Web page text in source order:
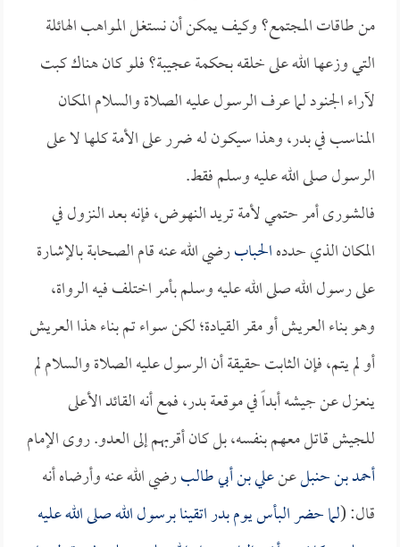
من طاقات المجتمع؟ وكيف يمكن أن نستغل المواهب الهائلة
التي وزعها الله على خلقه بحكمة عجيبة؟ فلو كان هناك كبت
لآراء الجنود لما عرف الرسول عليه الصلاة والسلام المكان
المناسب في بدر، وهذا سيكون له ضرر على الأمة كلها لا على
الرسول صلى الله عليه وسلم فقط.
فالشورى أمر حتمي لأمة تريد النهوض، فإنه بعد النزول في
المكان الذي حددهالحبابرضي الله عنه قام الصحابة بالإشارة
على رسول الله صلى الله عليه وسلم بأمر اختلف فيه الرواة،
وهو بناء العريش أو مقر القيادة؛ لكن سواء تم بناء هذا العريش
أو لم يتم، فإن الثابت حقيقة أن الرسول عليه الصلاة والسلام لم
ينعزل عن جيشه أبداً في موقعة بدر، فمع أنه القائد الأعلى
للجيش قاتل معهم بنفسه، بل كان أقربهم إلى العدو. روى الإمام
أحمد بن حنبلعنعلي بن أبي طالبرضي الله عنه وأرضاه أنه
قال: (لما حضر البأس يوم بدر اتقينا برسول الله صلى الله عليه